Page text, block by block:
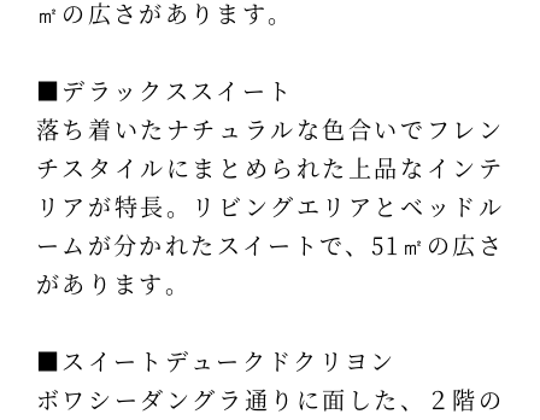
㎡の広さがあります。
■デラックススイート
落ち着いたナチュラルな色合いでフレン
チスタイルにまとめられた上品なインテ
リアが特長。リビングエリアとベッドル
ームが分かれたスイートで、51㎡の広さ
があります。
■スイートデュークドクリヨン
ボワシーダングラ通りに面した、２階の